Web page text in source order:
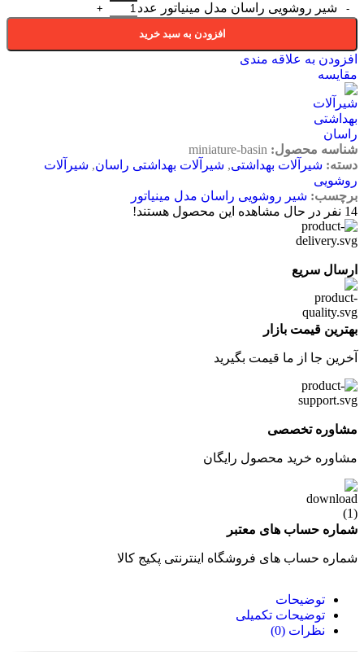
شیر روشویی راسان مدل مینیاتور عدد
افزودن به سبد خرید
افزودن به علاقه مندی
مقایسه
شناسه محصول: miniature-basin
دسته: شیرآلات بهداشتی, شیرآلات بهداشتی راسان, شیرآلات
روشویی
برچسب: شیر روشویی راسان مدل مینیاتور
14 نفر در حال مشاهده این محصول هستند!
ارسال سریع
بهترین قیمت بازار
آخرین جا از ما قیمت بگیرید
مشاوره تخصصی
مشاوره خرید محصول رایگان
شماره حساب های معتبر
شماره حساب های فروشگاه اینترنتی پکیج کالا
توضیحات
توضیحات تکمیلی
نظرات (0)